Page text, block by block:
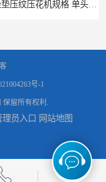
面料凹凸压纹机厂家 毛巾干发巾压标压logo设备 性能稳定
号-1
保留所有权利.
理员入口 网站地图